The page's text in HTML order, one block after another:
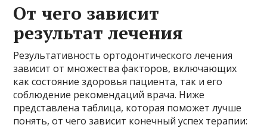
От чего зависит
результат лечения
Результативность ортодонтического лечения
зависит от множества факторов, включающих
как состояние здоровья пациента, так и его
соблюдение рекомендаций врача. Ниже
представлена таблица, которая поможет лучше
понять, от чего зависит конечный успех терапии: